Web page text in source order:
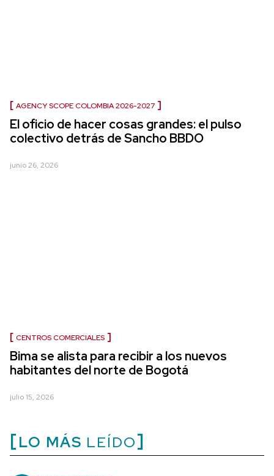
AGENCY SCOPE COLOMBIA 2026-2027
El oficio de hacer cosas grandes: el pulso
colectivo detrás de Sancho BBDO
junio 26, 2026
CENTROS COMERCIALES
Bima se alista para recibir a los nuevos
habitantes del norte de Bogotá
julio 15, 2026
LO MÁS LEÍDO